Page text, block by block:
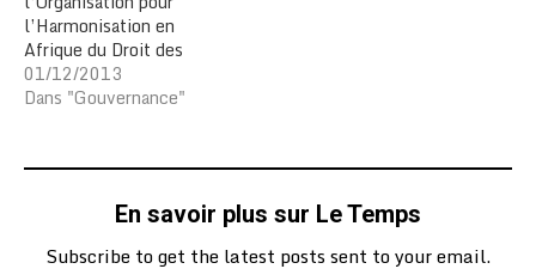
l’Harmonisation en
Afrique du Droit des
Affaires (OHADA), des
praticiens et théoriciens
Lomé vendredi le 29
national placé sous le
droit…
01/12/2013
Dans "Gouvernance"
En savoir plus sur Le Temps
Subscribe to get the latest posts sent to your email.